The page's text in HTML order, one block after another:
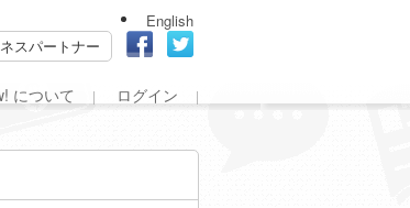
English
スパートナー
について ログイン